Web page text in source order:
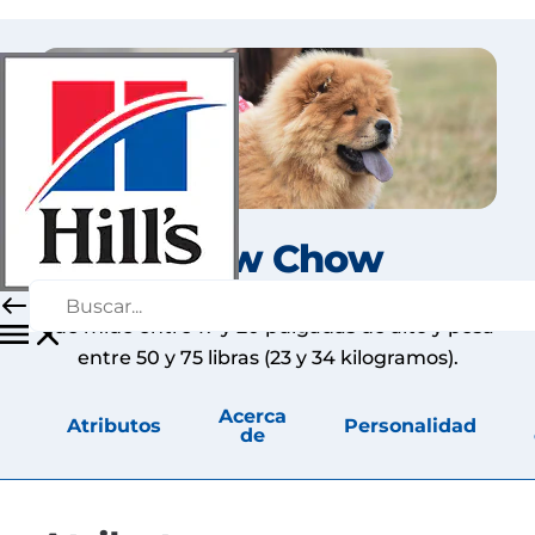
Chow Chow
El chow chow es un perro de tamaño mediano
que mide entre 17 y 20 pulgadas de alto y pesa
entre 50 y 75 libras (23 y 34 kilogramos).
Atributos
Acerca
de
Personalidad